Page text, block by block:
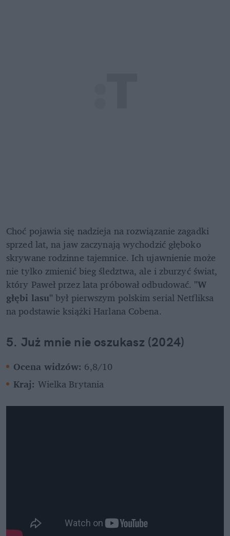
Choć pojawia się nadzieja na rozwiązanie zagadki
sprzed lat, na jaw zaczynają wychodzić głęboko
skrywane rodzinne tajemnice. Ich ujawnienie może
nie tylko zmienić bieg śledztwa, ale i zburzyć świat,
który Paweł przez lata próbował odbudować. "W
głębi lasu" był pierwszym polskim serial Netfliksa
na podstawie książki Harlana Cobena.
5. Już mnie nie oszukasz (2024)
Ocena widzów: 6,8/10
Kraj: Wielka Brytania